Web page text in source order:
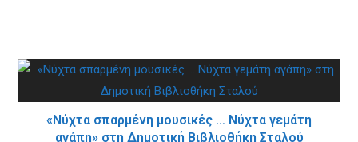
«Νύχτα σπαρμένη μουσικές … Νύχτα γεμάτη
αγάπη» στη Δημοτική Βιβλιοθήκη Σταλού